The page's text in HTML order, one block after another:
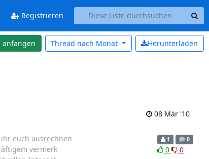
Registrieren
anfangen Herunterladen
Thread nach Monat
08 Mär '10
euch ausrechnen
vermerk
1 0
0 0